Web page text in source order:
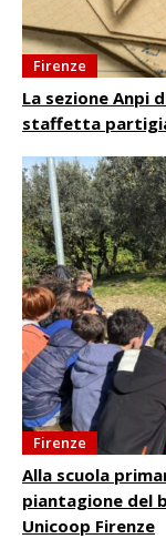
Firenze
La sezione Anpi
staffetta
Firenze
Alla scuola
piantagione del
Unicoop Firenze